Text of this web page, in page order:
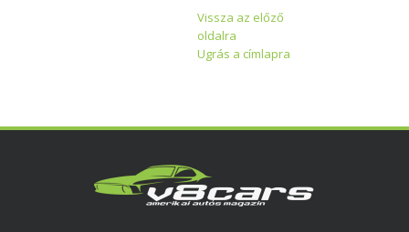
Vissza az előző
oldalra
Ugrás a címlapra